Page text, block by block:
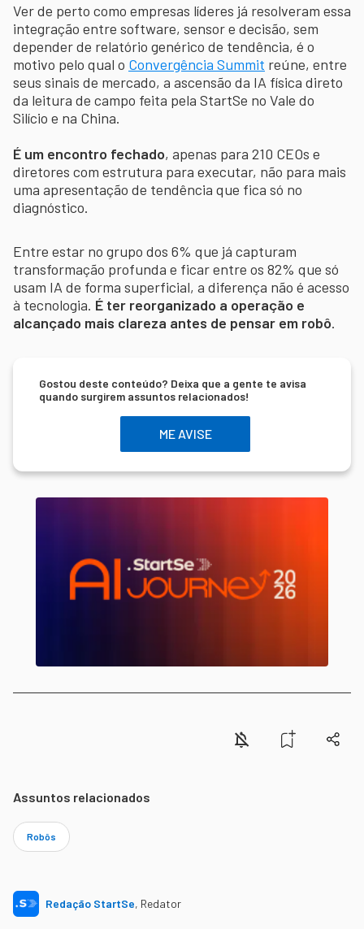
Ver de perto como empresas líderes já resolveram essa
integração entre software, sensor e decisão, sem
depender de relatório genérico de tendência, é o
motivo pelo qual o Convergência Summit reúne, entre
seus sinais de mercado, a ascensão da IA física direto
da leitura de campo feita pela StartSe no Vale do
Silício e na China.
É um encontro fechado, apenas para 210 CEOs e
diretores com estrutura para executar, não para mais
uma apresentação de tendência que fica só no
diagnóstico.
Entre estar no grupo dos 6% que já capturam
transformação profunda e ficar entre os 82% que só
usam IA de forma superficial, a diferença não é acesso
à tecnologia. É ter reorganizado a operação e
alcançado mais clareza antes de pensar em robô.
Gostou deste conteúdo? Deixa que a gente te avisa
quando surgirem assuntos relacionados!
ME AVISE
Assuntos relacionados
Robôs
Redação StartSe, Redator